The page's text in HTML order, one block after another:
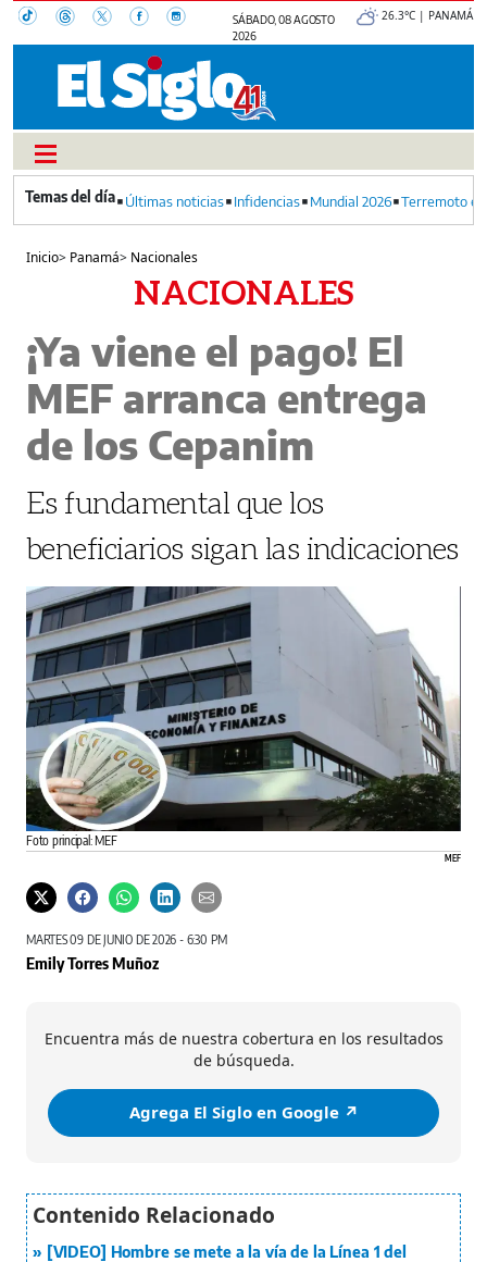
SÁBADO, 08 AGOSTO
2026
26.3°C | PANAMÁ
Últimas noticias Infidencias Mundial 2026 Terremoto
Inicio> Panamá> Nacionales
NACIONALES
¡Ya viene el pago! El
MEF arranca entrega
de los Cepanim
Es fundamental que los
beneficiarios sigan las indicaciones
Foto principal: MEF
MEF
MARTES 09 DE JUNIO DE 2026 - 6:30 PM
Emily Torres Muñoz
Encuentra más de nuestra cobertura en los resultados
de búsqueda.
Agrega El Siglo en Google ↗️
[VIDEO] Hombre se mete a la vía de la Línea 1 del